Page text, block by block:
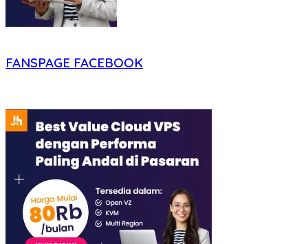
FANSPAGE FACEBOOK